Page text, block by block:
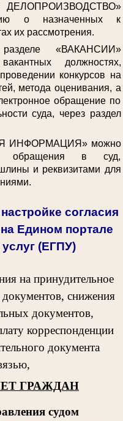
ДЕЛОПРОИЗВОДСТВО»
о назначенных к
их рассмотрения.
«ВАКАНСИИ»
должностях,
конкурсов на
метода оценивания, а
обращение по
суда, через раздел
ИНФОРМАЦИЯ» можно
обращения в суд,
и реквизитами для
согласия
Едином портале
(ЕГПУ)
на принудительное
снижения
документов,
корреспонденции
документа
ГРАЖДАН
судом